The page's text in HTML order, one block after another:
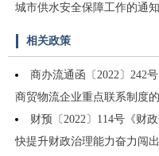
城市供水安全保障工作的通知
相关政策
商办流通函〔2022〕242
商贸物流企业重点联系制度的
财预〔2022〕114号《财
快提升财政治理能力奋力闯